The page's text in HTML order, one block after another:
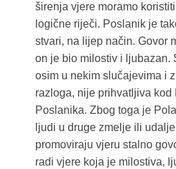
širenja vjere moramo
logične riječi. Poslanik je
stvari, na lijep način. Govor
on je bio milostiv i ljubazan.
osim u nekim slučajevima i
razloga, nije prihvatljiva kod
Poslanika. Zbog toga je
ljudi u druge zmelje ili
promoviraju vjeru stalno
radi vjere koja je milostiva,